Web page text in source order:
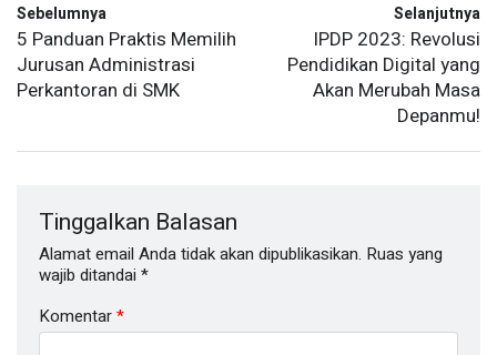
Sebelumnya
5 Panduan Praktis Memilih
Jurusan Administrasi
Perkantoran di SMK
Selanjutnya
IPDP 2023: Revolusi
Pendidikan Digital yang
Akan Merubah Masa
Depanmu!
Tinggalkan Balasan
Alamat email Anda tidak akan dipublikasikan. Ruas yang
wajib ditandai *
Komentar*